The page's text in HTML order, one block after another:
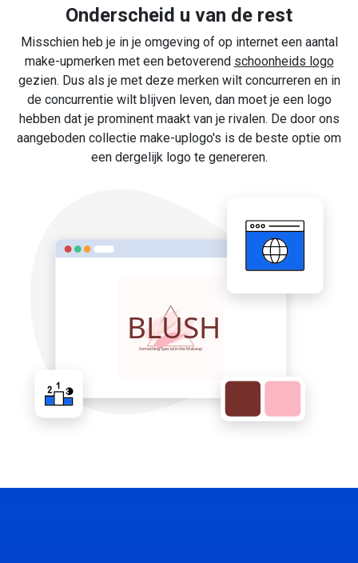
Onderscheid u van de rest
Misschien heb je in je omgeving of op internet een aantal
make-upmerken met een betoverend schoonheids logo
gezien. Dus als je met deze merken wilt concurreren en in
de concurrentie wilt blijven leven, dan moet je een logo
hebben dat je prominent maakt van je rivalen. De door ons
aangeboden collectie make-uplogo's is de beste optie om
een dergelijk logo te genereren.